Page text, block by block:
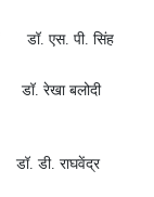
डॉ. एस. पी. सिंह
डॉ. रेखा बलोदी
डॉ. डी. राघवेंद्र